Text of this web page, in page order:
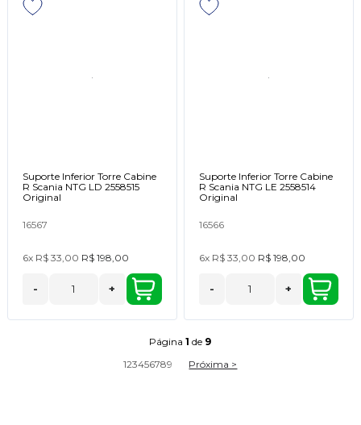
Suporte Inferior Torre Cabine
R Scania NTG LD 2558515
Original
16567
6x R$ 33,00 R$ 198,00
- +
Suporte Inferior Torre Cabine
R Scania NTG LE 2558514
Original
16566
6x R$ 33,00 R$ 198,00
- +
Página1 de 9
123456789 Próxima >